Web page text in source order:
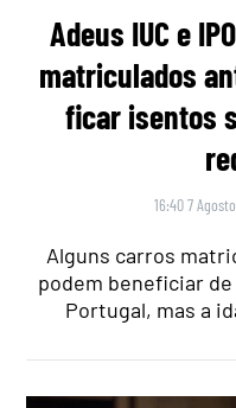
Adeus IUC e
matriculados
ficar isentos
16:40 7
Alguns carros
podem beneficiar de
Portugal, mas a